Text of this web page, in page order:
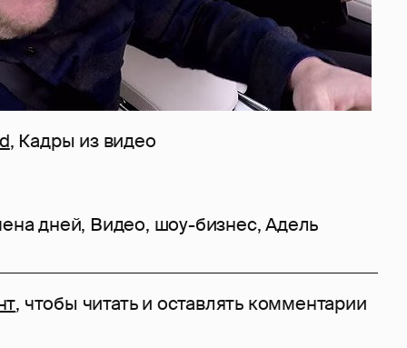
, Кадры из видео
дней, Видео, шоу-бизнес,Адель
, чтобы читать и оставлять комментарии